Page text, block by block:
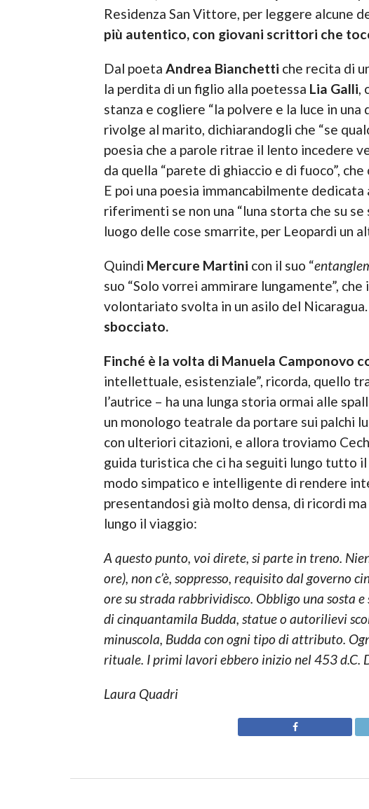
Residenza San Vittore, per leggere alcune
più autentico, con giovani scrittori che
Dal poeta Andrea Bianchetti che recita di
la perdita di un figlio alla poetessa Lia Galli,
stanza e cogliere “la polvere e la luce in
rivolge al marito, dichiarandogli che “se
poesia che a parole ritrae il lento incedere
da quella “parete di ghiaccio e di fuoco”,
E poi una poesia immancabilmente
riferimenti se non una “luna storta che su
luogo delle cose smarrite, per Leopardi un
Quindi Mercure Martini con il suo “
suo “Solo vorrei ammirare lungamente”,
volontariato svolta in un asilo del Nicaragua.
sbocciato.
Finché è la volta di Manuela Camponovo
intellettuale, esistenziale”, ricorda, quello
l’autrice – ha una lunga storia ormai alle
un monologo teatrale da portare sui palchi
con ulteriori citazioni, e allora troviamo
guida turistica che ci ha seguiti lungo tutto
modo simpatico e intelligente di rendere
presentandosi già molto densa, di ricordi
lungo il viaggio:
A questo punto, voi direte, si parte in treno.
ore), non c’è, soppresso, requisito dal governo
ore su strada rabbrividisco. Obbligo una sosta
di cinquantamila Budda, statue o autorilievi
minuscola, Budda con ogni tipo di attributo.
rituale. I primi lavori ebbero inizio nel 453 d.C.
Laura Quadri